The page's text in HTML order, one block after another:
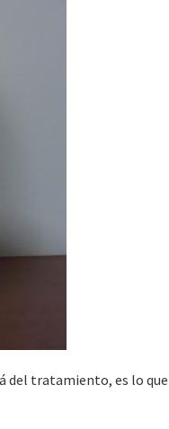
del tratamiento, es lo que